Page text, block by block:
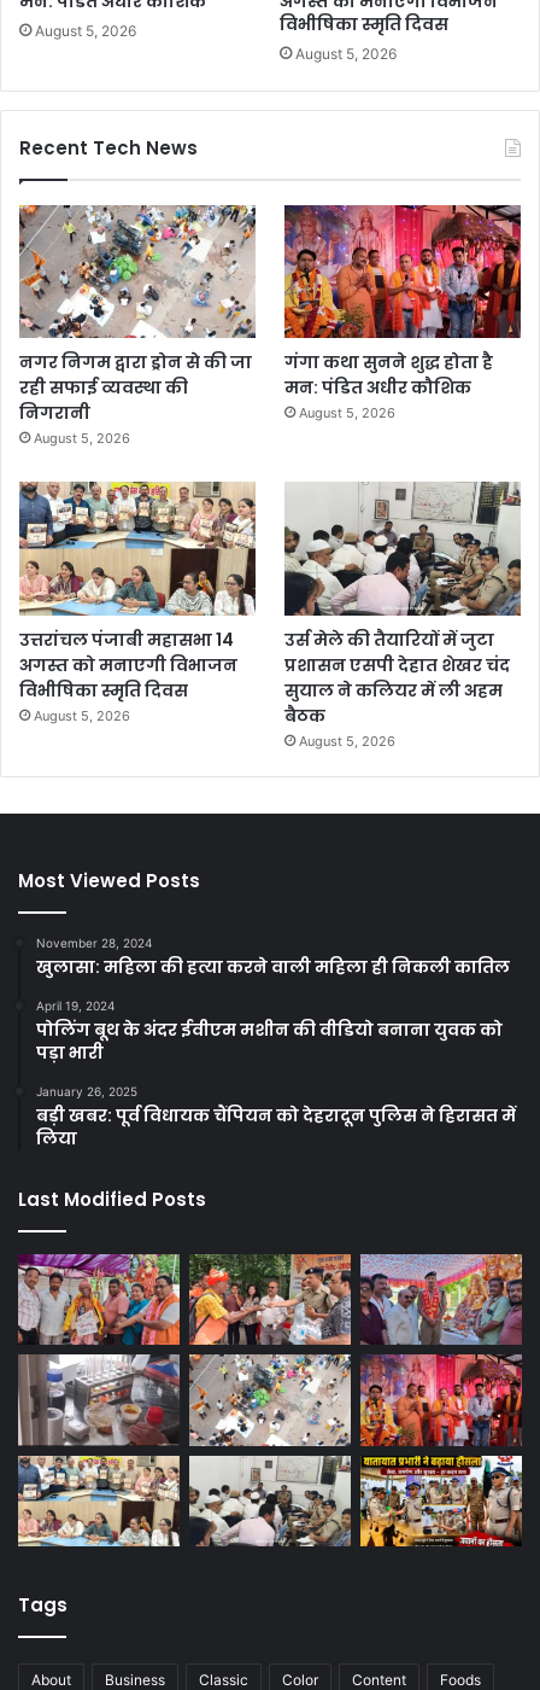
August 5, 2026
विभीषिका स्मृति दिवस
August 5, 2026
Recent Tech News
नगर निगम द्वारा ड्रोन से की जा
रही सफाई व्यवस्था की
निगरानी
August 5, 2026
गंगा कथा सुनने शुद्ध होता है
मन: पंडित अधीर कौशिक
August 5, 2026
उत्तरांचल पंजाबी महासभा 14
अगस्त को मनाएगी विभाजन
विभीषिका स्मृति दिवस
August 5, 2026
उर्स मेले की तैयारियों में जुटा
प्रशासन एसपी देहात शेखर चंद
सुयाल ने कलियर में ली अहम
बैठक
August 5, 2026
Most Viewed Posts
November 28, 2024
खुलासा: महिला की हत्या करने वाली महिला ही निकली कातिल
April 19, 2024
पोलिंग बूथ के अंदर ईवीएम मशीन की वीडियो बनाना युवक को
पड़ा भारी
January 26, 2025
बड़ी खबर: पूर्व विधायक चैंपियन को देहरादून पुलिस ने हिरासत में
लिया
Last Modified Posts
Tags
About Business Classic Color Content Foods